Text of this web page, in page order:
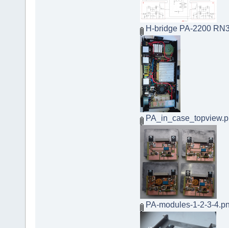
H-bridge PA-2200
PA-modules-1-2-3-